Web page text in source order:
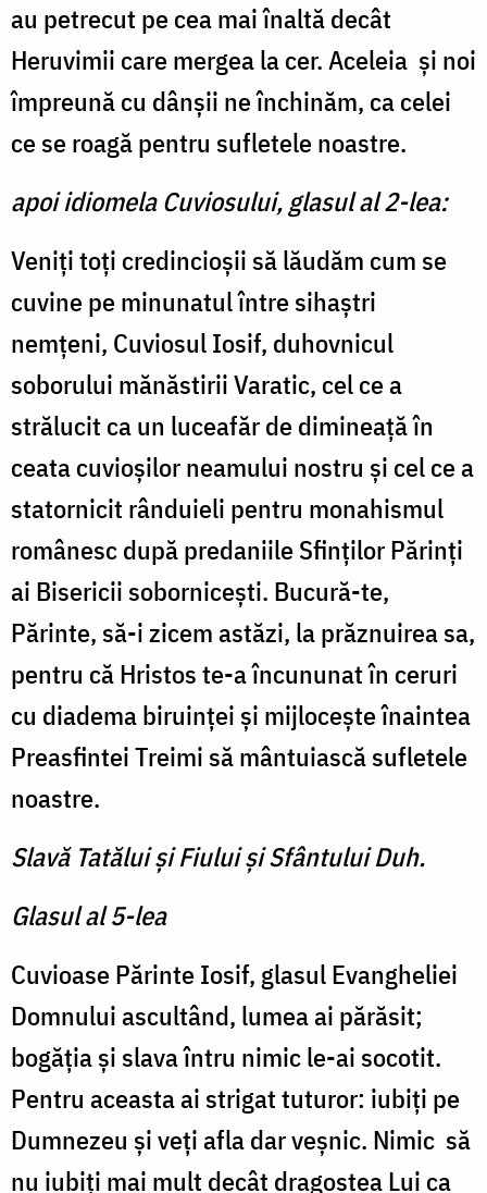
au petrecut pe cea mai înaltă decât
Heruvimii care mergea la cer. Aceleia şi noi
împreună cu dânşii ne închinăm, ca celei
ce se roagă pentru sufletele noastre.
apoi idiomela Cuviosului, glasul al 2-lea:
Veniţi toţi credincioşii să lăudăm cum se
cuvine pe minunatul între sihaştri
nemţeni, Cuviosul Iosif, duhovnicul
soborului mănăstirii Varatic, cel ce a
strălucit ca un luceafăr de dimineaţă în
ceata cuvioşilor neamului nostru şi cel ce a
statornicit rânduieli pentru monahismul
românesc după predaniile Sfinţilor Părinţi
ai Bisericiisoborniceşti. Bucură-te,
Părinte, să-i zicem astăzi, la prăznuirea sa,
pentru că Hristos te-a încununat în ceruri
cu diadema biruinţei şi mijloceşte înaintea
Preasfintei Treimi să mântuiască sufletele
noastre.
Slavă Tatălui şi Fiului şi Sfântului Duh.
Glasul al 5-lea
Cuvioase Părinte Iosif, glasul Evangheliei
Domnului ascultând, lumea ai părăsit;
bogăţia şi slava întru nimic le-ai socotit.
Pentru aceasta ai strigat tuturor: iubiţi pe
Dumnezeu şi veţi afla dar veşnic. Nimic să
nu iubiţi mai mult decât dragostea Lui ca